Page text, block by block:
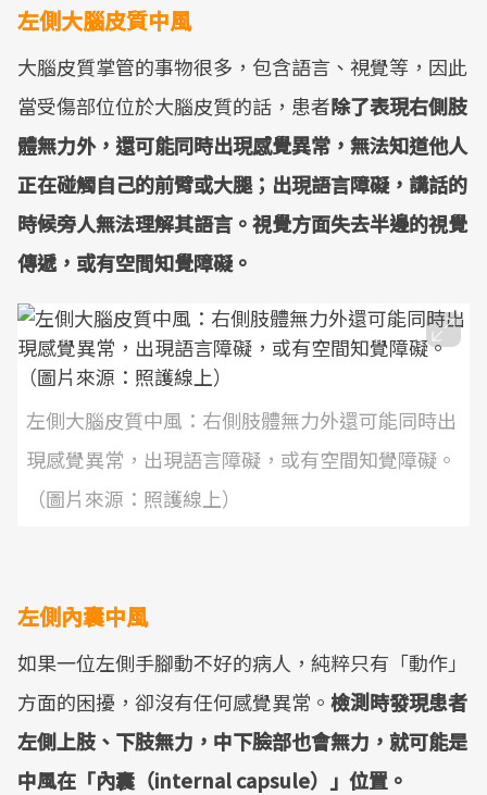
左側大腦皮質中風
大腦皮質掌管的事物很多，包含語言、視覺等，因此
當受傷部位位於大腦皮質的話，患者除了表現右側肢
體無力外，還可能同時出現感覺異常，無法知道他人
正在碰觸自己的前臂或大腿；出現語言障礙，講話的
時候旁人無法理解其語言。視覺方面失去半邊的視覺
傳遞，或有空間知覺障礙。
左側大腦皮質中風：右側肢體無力外還可能同時出
現感覺異常，出現語言障礙，或有空間知覺障礙。
（圖片來源：照護線上）
左側內囊中風
如果一位左側手腳動不好的病人，純粹只有「動作」
方面的困擾，卻沒有任何感覺異常。 檢測時發現患者
左側上肢、下肢無力，中下臉部也會無力，就可能是
中風在「內囊（internal capsule）」位置。